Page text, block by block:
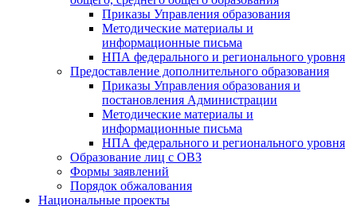
Приказы Управления образования
Методические материалы и
информационные письма
НПА федерального и регионального уровня
Предоставление дополнительного образования
Приказы Управления образования и
постановления Администрации
Методические материалы и
информационные письма
НПА федерального и регионального уровня
Образование лиц с ОВЗ
Формы заявлений
Порядок обжалования
Национальные проекты